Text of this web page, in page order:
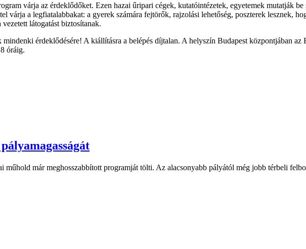
várja az érdeklődőket. Ezen hazai űripari cégek, kutatóintézetek, egyetemek mutatják
várja a legfiatalabbakat: a gyerek számára fejtörők, rajzolási lehetőség, poszterek lesznek,
látogatást biztosítanak.
érdeklődésére! A kiállításra a belépés díjtalan. A helyszín Budapest központjában
óráig.
műhold már meghosszabbított programját tölti. Az alacsonyabb pályától még jobb térbeli